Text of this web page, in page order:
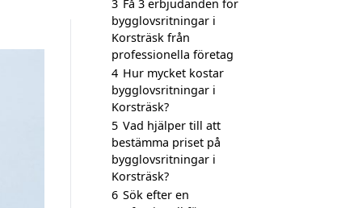
3 Få 3 erbjudanden för
bygglovsritningar i
Korsträsk från
professionella företag
4 Hur mycket kostar
bygglovsritningar i
Korsträsk?
5 Vad hjälper till att
bestämma priset på
bygglovsritningar i
Korsträsk?
6 Sök efter en